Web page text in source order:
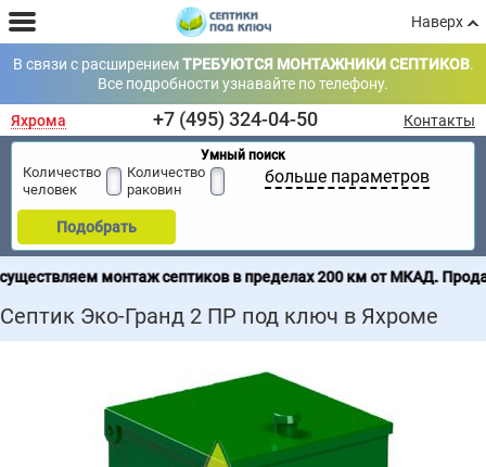
Наверх
В связи с расширениемТРЕБУЮТСЯ МОНТАЖНИКИ СЕПТИКОВ.
Все подробности узнавайте по телефону.
Яхрома +7 (495) 324-04-50 Контакты
Умный поиск
Количество
человек
Количество
раковин
больше параметров
Подобрать
монтаж септиков в пределах 200 км от МКАД. Продажа
Септик Эко-Гранд 2 ПР под ключ в Яхроме